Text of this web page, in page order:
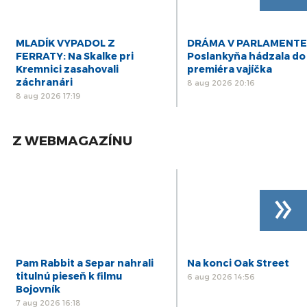
MLADÍK VYPADOL Z
FERRATY: Na Skalke pri
Kremnici zasahovali
záchranári
8 aug 2026 17:19
DRÁMA V
Poslankyňa hádzala do
premiéra vajíčka
8 aug 2026 20:16
Z WEBMAGAZÍNU
Pam Rabbit a Separ nahrali
titulnú pieseň k filmu
Bojovník
7 aug 2026 16:18
Na konci Oak Street
6 aug 2026 14:56
»